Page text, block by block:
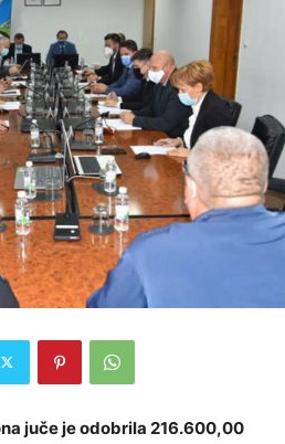
juče je odobrila 216.600,00